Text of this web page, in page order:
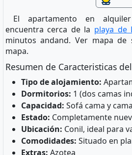
El apartamento en
encuentra cerca de la playa de
minutos andand. Ver mapa de
mapa.
Resumen de Caracteristicas
Tipo de alojamiento:
Dormitorios: 1 (dos camas
Capacidad: Sofá cama y
Estado: Completamente
Ubicación: Conil, ideal para
Comodidades: Situado en
Extras: Azotea